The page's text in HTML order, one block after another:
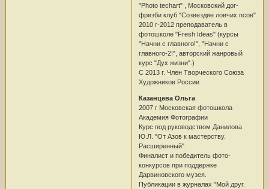
"Photo techart" , Московский дог-
фризби клуб "Созвездие ловчих псов"
2010 г-2012 преподаватель в
фотошколе "Fresh Ideas" (курсы
"Начни с главного!", "Начни с
главного-2!", авторский жанровый
курс "Дух жизни".)
С 2013 г. Член Творческого Союза
Художников России
Казанцева Ольга
2007 г Московская фотошкола
Академия Фотографии
Курс под руководством Данилова
Ю.Л. "От Азов к мастерству.
Расширенный".
Финалист и победитель фото-
конкурсов при поддержке
Дарвиновского музея.
Публикации в журналах "Мой друг.